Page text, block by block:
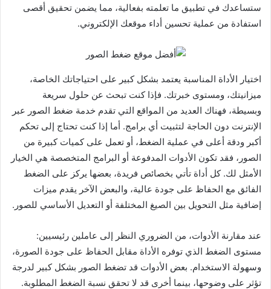
ستساعدك في تطبيق ما تعلمته بفعالية، مما يضمن تحقيق أقصى
استفادة من عملية تحسين أداء موقعك الإلكتروني.
اختيار الأداة المناسبة يعتمد بشكل كبير على احتياجاتك الخاصة،
ميزانيتك، ومستوى خبرتك. فإذا كنت تبحث عن حلول سريعة
وبسيطة، فهناك العديد من المواقع التي تقدم خدمة ضغط الصور عبر
الإنترنت دون الحاجة لتثبيت أي برامج. أما إذا كنت تحتاج إلى تحكم
أكبر ودقة أعلى في عملية الضغط، أو تعمل على كميات كبيرة من
الصور، فقد تكون الأدوات المدفوعة أو البرامج المتخصصة هي الخيار
الأمثل لك. كل أداة تأتي بخصائص فريدة، بعضها يركز على الضغط
الفائق مع الحفاظ على جودة عالية، والبعض الآخر يقدم ميزات
إضافية مثل التحويل بين الصيغ المختلفة أو التعديل الأساسي للصور.
عند مقارنة الأدوات، من الضروري النظر إلى عاملين رئيسيين:
مستوى الضغط الذي توفره الأداة مقابل الحفاظ على جودة الصورة،
وسهولة الاستخدام. بعض الأدوات قد تضغط الصور بشكل كبير لدرجة
تؤثر على وضوحها، بينما أخرى قد لا تحقق نسبة الضغط المطلوبة.